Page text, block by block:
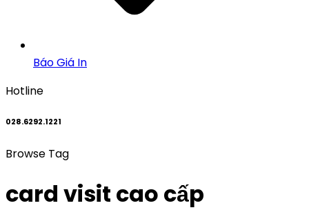
Báo Giá In
Hotline
028.6292.1221
Browse Tag
card visit cao cấp